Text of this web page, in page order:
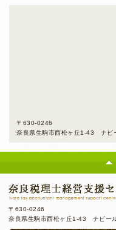
〒630-0246
奈良県生駒市西松ヶ丘1-43 ナビ
〒630-0246
奈良県生駒市西松ヶ丘1-43 ナビー